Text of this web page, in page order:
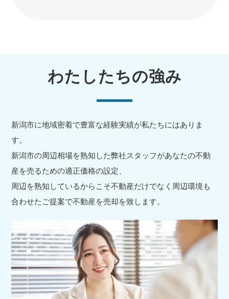
わたしたちの強み
新潟市に地域密着で豊富な経験実績が私たちにはありま
す。
新潟市の周辺相場を熟知した弊社スタッフがあなたの不動
産を売るための適正価格の設定、
周辺を熟知しているからこそ不動産だけでなく周辺環境も
合わせたご提案で不動産を売却を致します。